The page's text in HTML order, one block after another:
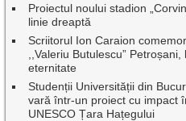
Proiectul noului stadion
linie dreaptă
Scriitorul Ion Caraion
,,Valeriu Butulescu”
eternitate
Studenții Universității din
vară într-un proiect cu impact
UNESCO Țara Hațegului